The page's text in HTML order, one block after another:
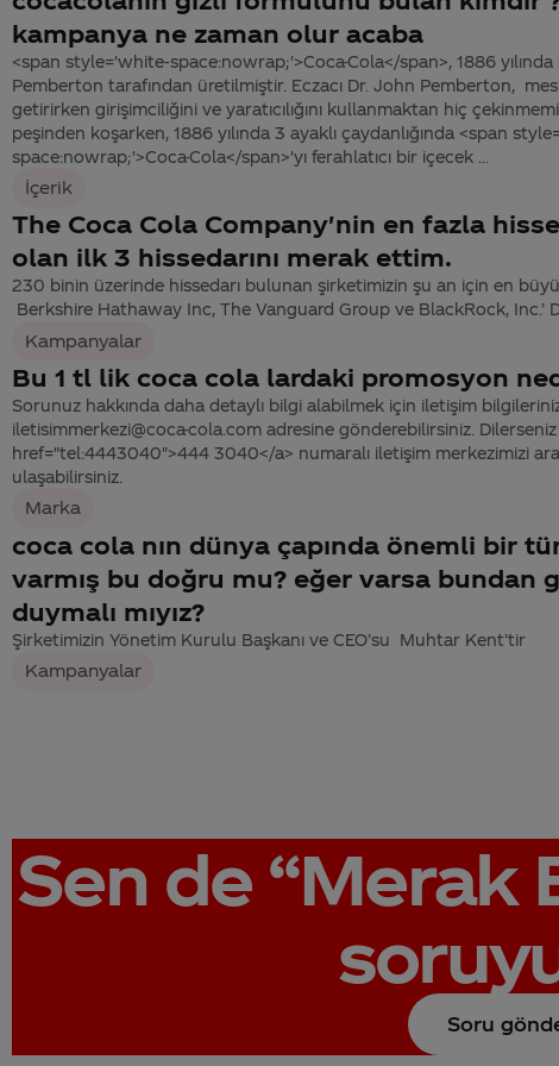
kampanya ne zaman olur acaba
<span style='white-space:nowrap;'>Coca-Cola</span>, 1886 yılında
Pemberton tarafından üretilmiştir. Eczacı Dr. John Pemberton,
getirirken girişimciliğini ve yaratıcılığını kullanmaktan hiç
peşinden koşarken, 1886 yılında 3 ayaklı çaydanlığında <span
space:nowrap;'>Coca-Cola</span>'yı ferahlatıcı bir içecek ...
İçerik
The Coca Cola Company'nin en fazla
olan ilk 3 hissedarını merak ettim.
230 binin üzerinde hissedarı bulunan şirketimizin şu an için en
Berkshire Hathaway Inc, The Vanguard Group ve BlackRock, Inc.’
Kampanyalar
Bu 1 tl lik coca cola lardaki promosyon
Sorunuz hakkında daha detaylı bilgi alabilmek için iletişim
iletisimmerkezi@coca-cola.com adresine gönderebilirsiniz. Dilerseniz
href="tel:4443040">444 3040</a> numaralı iletişim merkezimizi
ulaşabilirsiniz.
Marka
coca cola nın dünya çapında önemli bir
varmış bu doğru mu? eğer varsa bundan
duymalı mıyız?
Şirketimizin Yönetim Kurulu Başkanı ve CEO’su Muhtar Kent’tir
Kampanyalar
Sen de “Merak
Soru